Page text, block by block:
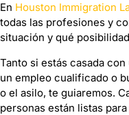
En Houston Immigration
todas las profesiones y
situación y qué
Tanto si estás casada
un empleo cualificado o
o el asilo, te guiaremos.
personas están listas